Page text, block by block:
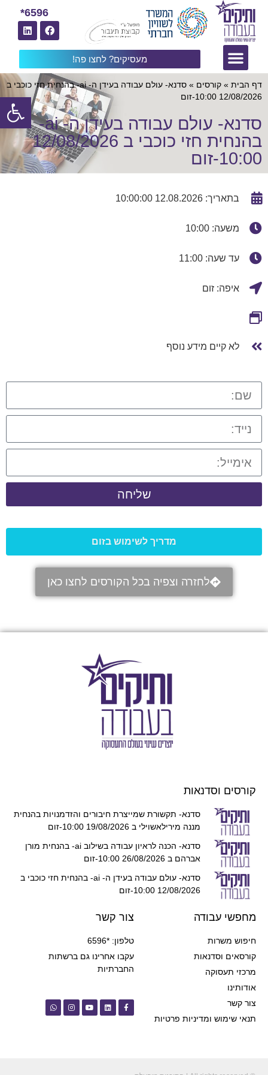
מעסיקים? לחצו פה!
6596*
דף הבית » קורסים »
סדנא- עולם עבודה בעידן ה- ai- בהנחית חזי כוכבי ב
12/08/2026 10:00-זום
סדנא- עולם עבודה בעידן ה- ai-
בהנחית חזי כוכבי ב 12/08/2026
10:00-זום
בתאריך: 12.08.2026 10:00:00
משעה: 10:00
עד שעה: 11:00
איפה: זום
לא קיים מידע נוסף
שליחה
מדריך לשימוש בזום
לחזרה וצפיה בכל הקורסים לחצו כאן
קורסים וסדנאות
סדנא- תקשורת שמייצרת חיבורים והזדמנויות בהנחית
מננה מירילאשוילי ב 19/08/2026 10:00-זום
סדנא- הכנה לראיון עבודה בשילוב ai- בהנחית מורן
אברהם ב 26/08/2026 10:00-זום
סדנא- עולם עבודה בעידן ה- ai- בהנחית חזי כוכבי ב
12/08/2026 10:00-זום
מחפשי עבודה
חיפוש משרות
קורסאים וסדנאות
מרכזי תעסוקה
אודותינו
צור קשר
תנאי שימוש ומדיניות פרטיות
צור קשר
טלפון: *6596
עקבו אחרינו גם ברשתות
החברתיות